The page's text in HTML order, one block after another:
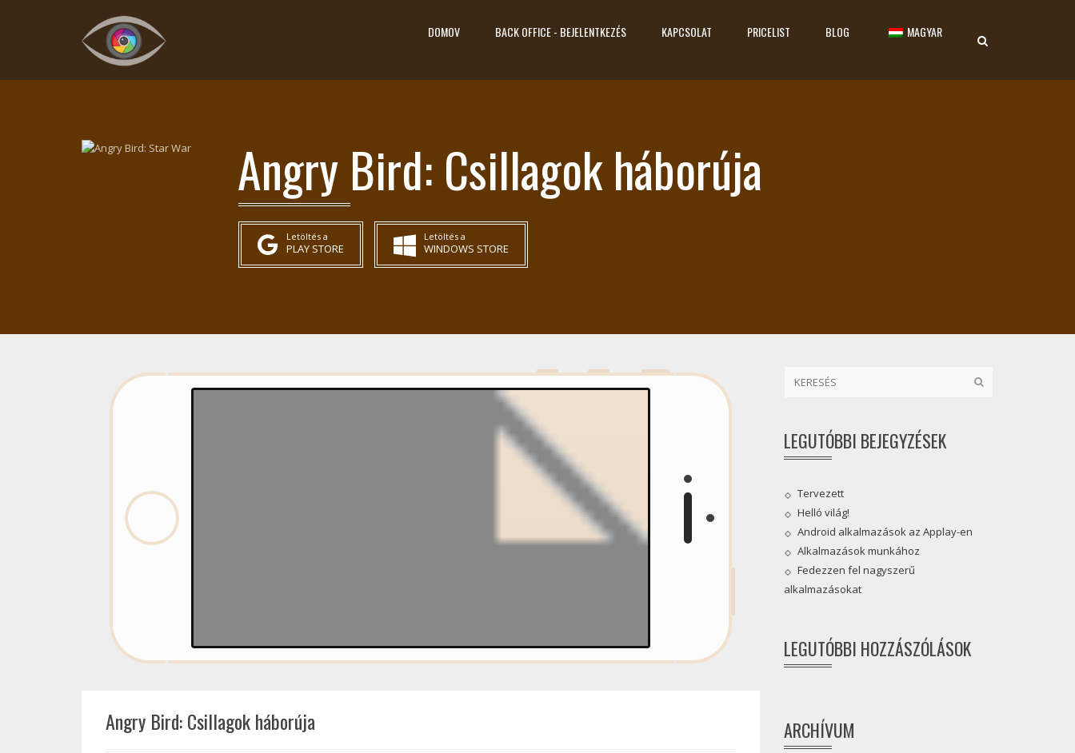
DOMOV BACK OFFICE - BEJELENTKEZÉS KAPCSOLAT PRICELIST BLOG MAGYAR
Angry Bird: Csillagok háborúja
Letöltés a
PLAY STORE
Letöltés a
WINDOWS STORE
Angry Bird: Csillagok háborúja
LEGUTÓBBI BEJEGYZÉSEK
Tervezett
Helló világ!
Android alkalmazások az Applay-en
Alkalmazások munkához
Fedezzen fel nagyszerű
alkalmazásokat
LEGUTÓBBI HOZZÁSZÓLÁSOK
ARCHÍVUM